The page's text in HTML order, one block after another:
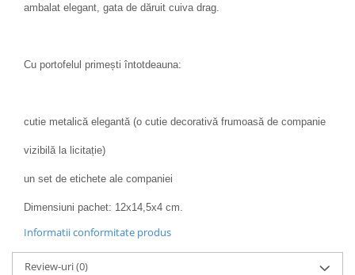
ambalat elegant, gata de dăruit cuiva drag.
Cu portofelul primești întotdeauna:
cutie metalică elegantă (o cutie decorativă frumoasă de companie
vizibilă la licitație)
un set de etichete ale companiei
Dimensiuni pachet: 12x14,5x4 cm.
Informatii conformitate produs
Review-uri(0)